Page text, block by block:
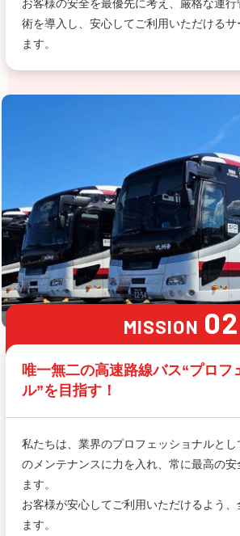
お客様の安全を最優先に考え、厳格な運
術を導入し、安心してご利用いただける
ます。
MISSION 02
唯一無二の高速路線バス“プロフ
ル”を目指す！
私たちは、業界のプロフェッショナルと
のメンテナンスに力を入れ、常に最高の
ます。
お客様が安心してご利用いただけるよう
ます。